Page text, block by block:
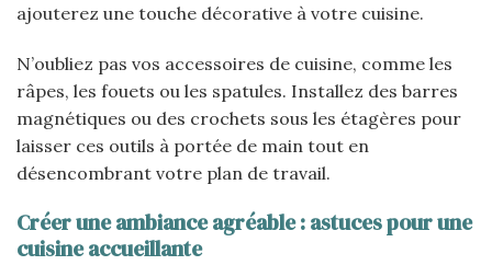
ajouterez une touche décorative à votre cuisine.
N’oubliez pas vos accessoires de cuisine, comme les
râpes, les fouets ou les spatules. Installez des barres
magnétiques ou des crochets sous les étagères pour
laisser ces outils à portée de main tout en
désencombrant votre plan de travail.
Créer une ambiance agréable : astuces pour une
cuisine accueillante